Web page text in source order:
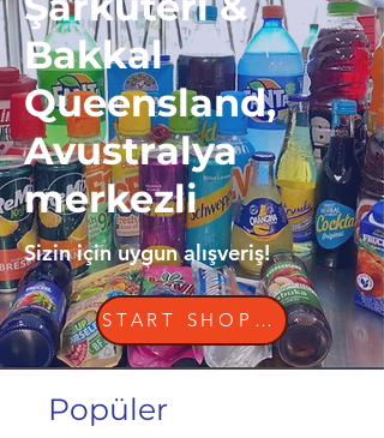
Bakkal
Queensland,
Avustralya
merkezli
Sizin için uygun alışveriş!
START SHOPPING
Popüler